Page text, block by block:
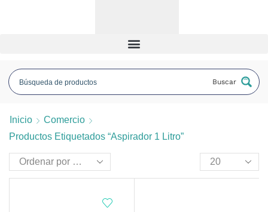
Buscar
Inicio
Comercio
Productos Etiquetados “aspirador 1 Litro”